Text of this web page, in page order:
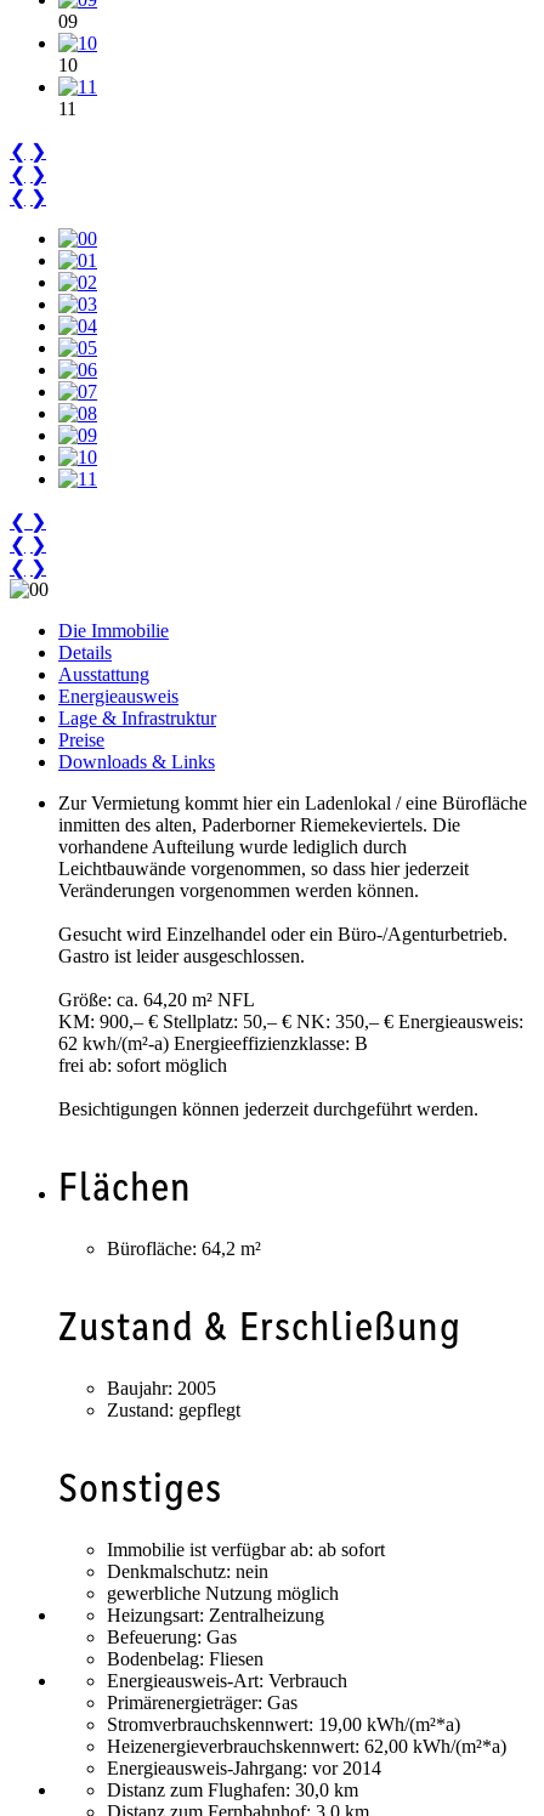
09
10
11
❮ ❯
❮ ❯
❮ ❯
❮ ❯
❮ ❯
❮ ❯
Die Immobilie
Details
Ausstattung
Energieausweis
Lage & Infrastruktur
Preise
Downloads & Links
Zur Vermietung kommt hier ein Ladenlokal / eine Bürofläche
inmitten des alten, Paderborner Riemekeviertels. Die
vorhandene Aufteilung wurde lediglich durch
Leichtbauwände vorgenommen, so dass hier jederzeit
Veränderungen vorgenommen werden können.
Gesucht wird Einzelhandel oder ein Büro-/Agenturbetrieb.
Gastro ist leider ausgeschlossen.
Größe: ca. 64,20 m² NFL
KM: 900,– € Stellplatz: 50,– € NK: 350,– € Energieausweis:
62 kwh/(m²-a) Energieeffizienzklasse: B
frei ab: sofort möglich
Besichtigungen können jederzeit durchgeführt werden.
Flächen
Bürofläche: 64,2 m²
Zustand & Erschließung
Baujahr: 2005
Zustand: gepflegt
Sonstiges
Immobilie ist verfügbar ab: ab sofort
Denkmalschutz: nein
gewerbliche Nutzung möglich
Heizungsart: Zentralheizung
Befeuerung: Gas
Bodenbelag: Fliesen
Energieausweis-Art: Verbrauch
Primärenergieträger: Gas
Stromverbrauchskennwert: 19,00 kWh/(m²*a)
Heizenergieverbrauchskennwert: 62,00 kWh/(m²*a)
Energieausweis-Jahrgang: vor 2014
Distanz zum Flughafen: 30,0 km
Distanz zum Fernbahnhof: 3,0 km